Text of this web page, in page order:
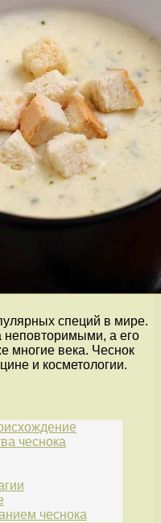
специй в мире.
неповторимыми, а его
многие века. Чеснок
и косметологии.
чеснока
чеснока